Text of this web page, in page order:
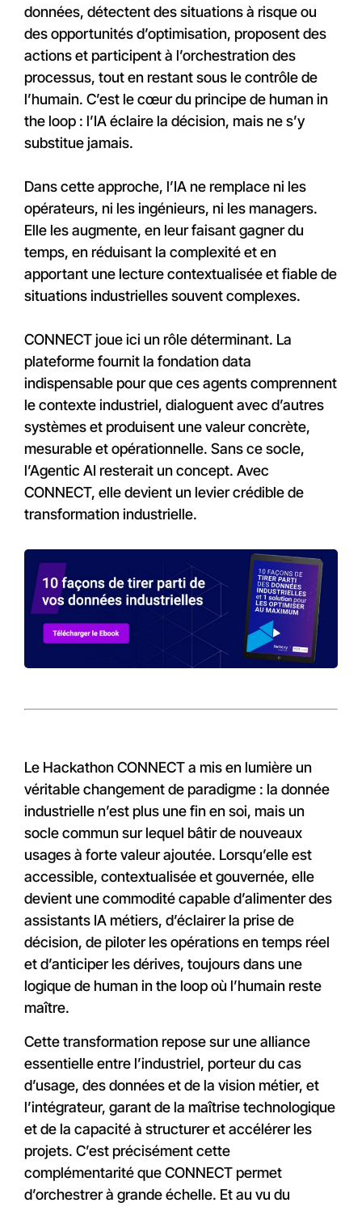
données, détectent des situations à risque ou
des opportunités d’optimisation, proposent des
actions et participent à l’orchestration des
processus, tout en restant sous le contrôle de
l’humain. C’est le cœur du principe de human in
the loop : l’IA éclaire la décision, mais ne s’y
substitue jamais.
Dans cette approche, l’IA ne remplace ni les
opérateurs, ni les ingénieurs, ni les managers.
Elle les augmente, en leur faisant gagner du
temps, en réduisant la complexité et en
apportant une lecture contextualisée et fiable de
situations industrielles souvent complexes.
CONNECT joue ici un rôle déterminant. La
plateforme fournit la fondation data
indispensable pour que ces agents comprennent
le contexte industriel, dialoguent avec d’autres
systèmes et produisent une valeur concrète,
mesurable et opérationnelle. Sans ce socle,
l’Agentic AI resterait un concept. Avec
CONNECT, elle devient un levier crédible de
transformation industrielle.
Le Hackathon CONNECT a mis en lumière un
véritable changement de paradigme : la donnée
industrielle n’est plus une fin en soi, mais un
socle commun sur lequel bâtir de nouveaux
usages à forte valeur ajoutée. Lorsqu’elle est
accessible, contextualisée et gouvernée, elle
devient une commodité capable d’alimenter des
assistants IA métiers, d’éclairer la prise de
décision, de piloter les opérations en temps réel
et d’anticiper les dérives, toujours dans une
logique de human in the loop où l’humain reste
maître.
Cette transformation repose sur une alliance
essentielle entre l’industriel, porteur du cas
d’usage, des données et de la vision métier, et
l’intégrateur, garant de la maîtrise technologique
et de la capacité à structurer et accélérer les
projets. C’est précisément cette
complémentarité que CONNECT permet
d’orchestrer à grande échelle. Et au vu du